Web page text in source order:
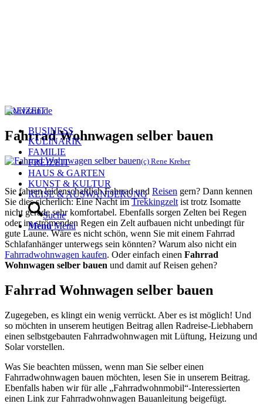
BUSINESS
KULINARIK
FAMILIE
FREIZEIT
HAUS & GARTEN
KUNST & KULTUR
REISE & AUSWANDERUNG
Suche
Menü Menü
FREIZEIT
Fahrrad Wohnwagen selber bauen
(c) Rene Kreher
Sie fahren leidenschaftlich Fahrrad und Reisen gern? Dann kennen
Sie dies sicherlich: Eine Nacht imTrekkingzelt ist trotz Isomatte
nicht gerade sehr komfortabel. Ebenfalls sorgen Zelten bei Regen
oder im strömenden Regen ein Zelt aufbauen nicht unbedingt für
gute Laune. Wäre es nicht schön, wenn Sie mit einem Fahrrad
Schlafanhänger unterwegs sein könnten? Warum also nicht ein
Fahrradwohnwagen kaufen. Oder einfach einen Fahrrad
Wohnwagen selber bauen und damit auf Reisen gehen?
Fahrrad Wohnwagen selber bauen
Zugegeben, es klingt ein wenig verrückt. Aber es ist möglich! Und
so möchten in unserem heutigen Beitrag allen Radreise-Liebhabern
einen selbstgebauten Fahrradwohnwagen mit Lüftung, Heizung und
Solar vorstellen.
Was Sie beachten müssen, wenn man Sie selber einen
Fahrradwohnwagen bauen möchten, lesen Sie in unserem Beitrag.
Ebenfalls haben wir für alle „Fahrradwohnmobil“-Interessierten
einen Link zur Fahrradwohnwagen Bauanleitung beigefügt.